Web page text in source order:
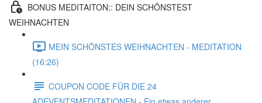
BONUS MEDITAITON:: DEIN SCHÖNSTEST
WEIHNACHTEN
MEIN SCHÖNSTES WEIHNACHTEN - MEDITATION
(16:26)
COUPON CODE FÜR DIE 24